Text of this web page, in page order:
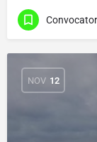
NOV 12